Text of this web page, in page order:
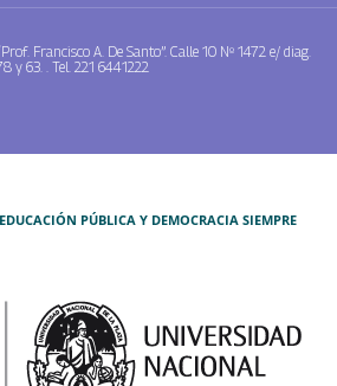
Francisco A. De Santo”. Calle 10 Nº 1472 e/ diag.
y 63. . Tel. 221 6441222
PÚBLICA Y DEMOCRACIA SIEMPRE